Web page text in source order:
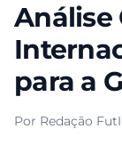
Análise
para a
Por Redação